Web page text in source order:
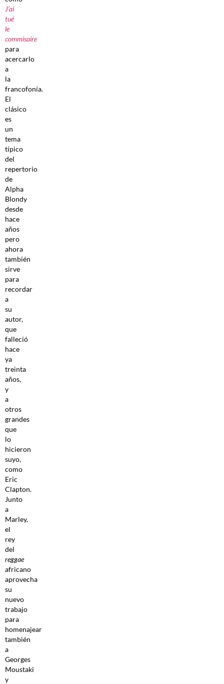
J’ai
tué
le
commisaire
para
acercarlo
a
la
francofonía.
El
clásico
es
un
tema
típico
del
repertorio
de
Alpha
Blondy
desde
hace
años
pero
ahora
también
sirve
para
recordar
a
su
autor,
que
falleció
hace
ya
treinta
años,
y
a
otros
grandes
que
lo
hicieron
suyo,
como
Eric
Clapton.
Junto
a
Marley,
el
rey
del
reggae
africano
aprovecha
su
nuevo
trabajo
para
homenajear
también
a
Georges
Moustaki
y